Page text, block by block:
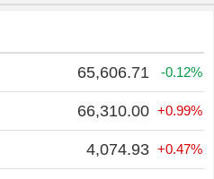
65,606.71 -0.12%
66,310.00 +0.99%
4,074.93 +0.47%